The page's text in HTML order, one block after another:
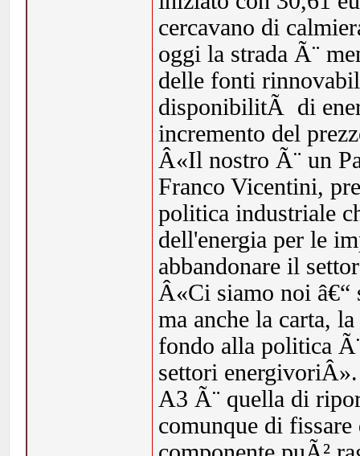
cercavano di
oggi la strada Ã¨
delle fonti
disponibilitÃ di
incremento del
Â«Il nostro Ã¨ un
Franco Vicentini,
politica industriale
dell'energia per le
abbandonare il
Â«Ci siamo noi
ma anche la carta,
fondo alla politica
settori
A3 Ã¨ quella di
comunque di fissare